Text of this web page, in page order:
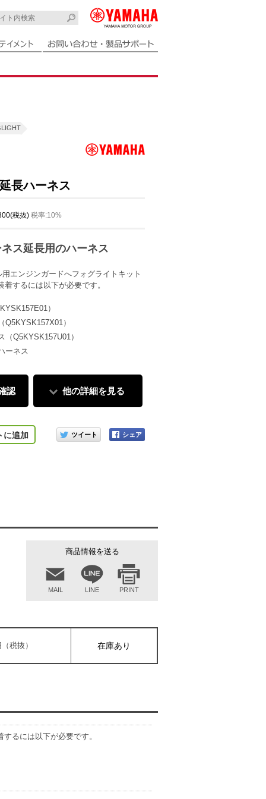
長ハーネス
税抜) 税率:10%
ス延長用のハーネス
エンジンガードへフォグライトキット
するには以下が必要です。
）
Q5KYSK157X01）
Q5KYSK157U01）
ーネス
認 他の詳細を見る
に追加
このアイテムをシェアする
商品情報を送る
MAIL LINE PRINT
税抜） 在庫あり
るには以下が必要です。